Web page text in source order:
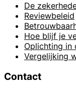
De
Reviewbeleid
Hoe blijf je
Oplichting in
Vergelijking
Contact